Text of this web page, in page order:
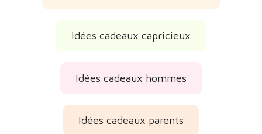
Idées cadeaux capricieux
Idées cadeaux hommes
Idées cadeaux parents